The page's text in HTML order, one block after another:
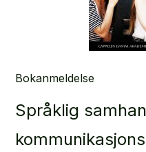
Bokanmeldelse
Språklig